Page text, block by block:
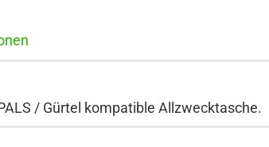
/ Gürtel kompatible Allzwecktasche.